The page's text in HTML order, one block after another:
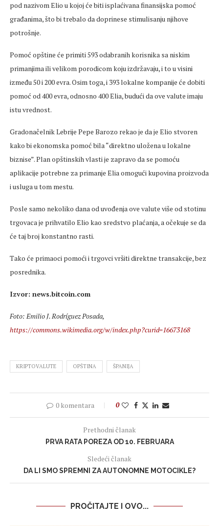
pod nazivom Elio u kojoj će biti isplaćivana finansijska pomoć
građanima, što bi trebalo da doprinese stimulisanju njihove
potrošnje.
Pomoć opštine će primiti 593 odabranih korisnika sa niskim
primanjima ili velikom porodicom koju izdržavaju, i to u visini
između 50 i 200 evra. Osim toga, i 393 lokalne kompanije će dobiti
pomoć od 400 evra, odnosno 400 Elia, budući da ove valute imaju
istu vrednost.
Gradonačelnik Lebrije Pepe Barozo rekao je da je Elio stvoren
kako bi ekonomska pomoć bila “direktno uložena u lokalne
biznise”. Plan opštinskih vlasti je zapravo da se pomoću
aplikacije potrebne za primanje Elia omogući kupovina proizvoda
i usluga u tom mestu.
Posle samo nekoliko dana od uvođenja ove valute više od stotinu
trgovaca je prihvatilo Elio kao sredstvo plaćanja, a očekuje se da
će taj broj konstantno rasti.
Tako će primaoci pomoći i trgovci vršiti direktne transakcije, bez
posrednika.
Izvor: news.bitcoin.com
Foto: Emilio J. Rodríguez Posada,
https://commons.wikimedia.org/w/index.php?curid=16673168
KRIPTOVALUTE OPŠTINA ŠPANIJA
0 komentara 0
Prethodni članak
PRVA RATA POREZA OD 10. FEBRUARA
Sledeći članak
DA LI SMO SPREMNI ZA AUTONOMNE MOTOCIKLE?
PROČITAJTE I OVO...